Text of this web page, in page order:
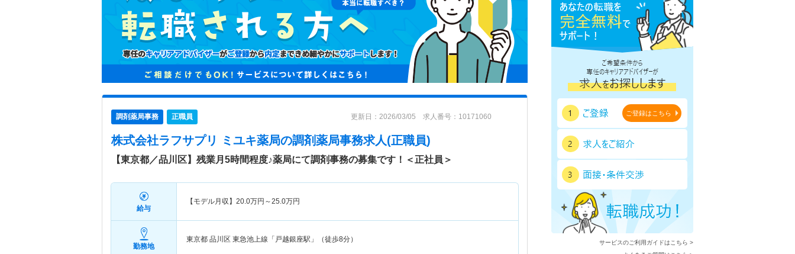
調剤薬局事務 正職員 更新日：2026/03/05 求人番号：10171060
株式会社ラフサプリ ミユキ薬局の調剤薬局事務求人(正職員)
【東京都／品川区】残業月5時間程度♪薬局にて調剤事務の募集です！＜正社員＞
給与
【モデル月収】 20.0万円～25.0万円
勤務地
東京都 品川区 東急池上線「戸越銀座駅」（徒歩8分）
ご登録はこちら
サービスのご利用ガイドはこちら >